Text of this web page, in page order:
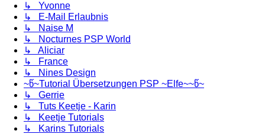
↳ Yvonne
↳ E-Mail Erlaubnis
↳ Naise M
↳ Nocturnes PSP World
↳ Aliciar
↳ France
↳ Nines Design
~წ~Tutorial Übersetzungen PSP ~Elfe~~წ~
↳ Gerrie
↳ Tuts Keetje - Karin
↳ Keetje Tutorials
↳ Karins Tutorials